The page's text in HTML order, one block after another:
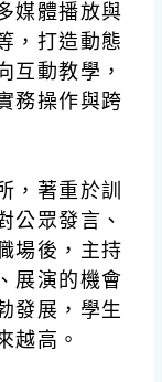
媒體播放與
，打造動態
互動教學，
務操作與跨
，著重於訓
公眾發言、
場後，主持
展演的機會
發展，學生
越高。